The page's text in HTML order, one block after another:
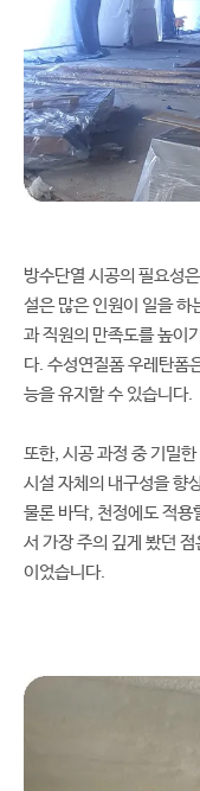
방수단열 시공의 필요성
설은 많은 인원이 일을 하
과 직원의 만족도를 높이
다. 수성연질폼 우레탄폼
능을 유지할 수 있습니다.
또한, 시공 과정 중 기밀
시설 자체의 내구성을 향
물론 바닥, 천정에도 적용
서 가장 주의 깊게 봤던
이었습니다.